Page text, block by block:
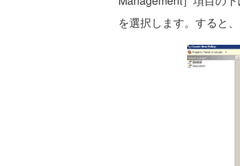
を選択します。すると